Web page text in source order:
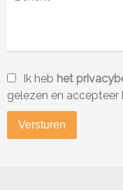
Ik heb het
gelezen en accepteer
Versturen